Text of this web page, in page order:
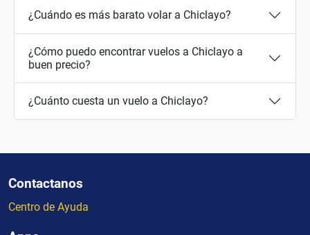
¿Cuándo es más barato volar a Chiclayo?
¿Cómo puedo encontrar vuelos a Chiclayo a
buen precio?
¿Cuánto cuesta un vuelo a Chiclayo?
Contactanos
Centro de Ayuda